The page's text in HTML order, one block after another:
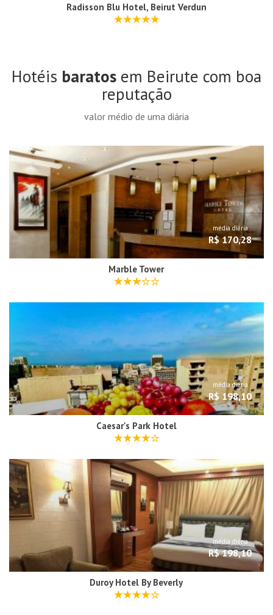
Radisson Blu Hotel, Beirut Verdun
Hotéis baratos em Beirute com boa
reputação
valor médio de uma diária
média diária
R$ 170,28
Marble Tower
média diária
R$ 198,10
Caesar's Park Hotel
média diária
R$ 198,10
Duroy Hotel By Beverly